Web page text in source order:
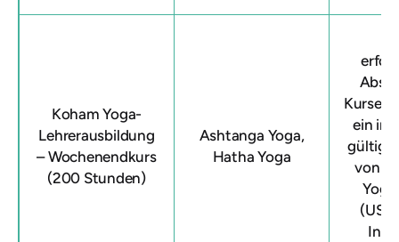
Koham Yoga-
Lehrerausbildung
– Wochenendkurs
(200 Stunden)
Ashtanga Yoga,
Hatha Yoga
Kurses
ein
von